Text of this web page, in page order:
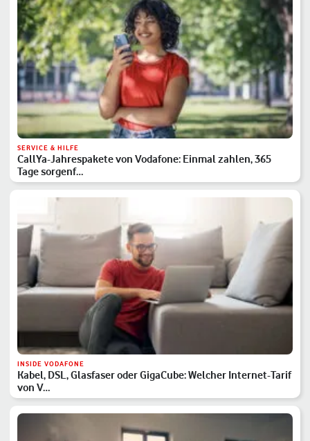
SERVICE & HILFE
CallYa-Jahrespakete von Vodafone: Einmal zahlen, 365
Tage sorgenf…
INSIDE VODAFONE
Kabel, DSL, Glasfaser oder GigaCube: Welcher Internet-Tarif
von V…